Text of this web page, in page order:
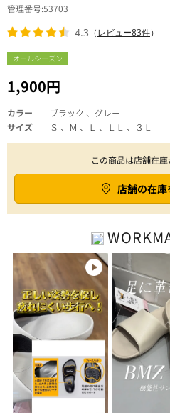
オールシーズン
1,900円
管理番号53703
4.3 （レビュー83件）
カラー
ブラック 、グレー
サイズ
Ｓ 、Ｍ 、Ｌ 、ＬＬ 、３Ｌ
この商品は店舗在
店舗の在